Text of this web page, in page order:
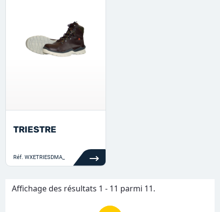
TRIESTRE
Réf. WXETRIESDMA_
Affichage des résultats 1 - 11 parmi 11.